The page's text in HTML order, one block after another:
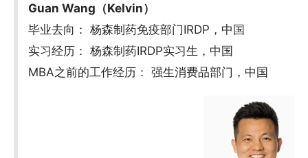
Guan Wang（Kelvin）
毕业去向： 杨森制药免疫部门IRDP，中国
实习经历： 杨森制药IRDP实习生，中国
MBA之前的工作经历： 强生消费品部门，中国